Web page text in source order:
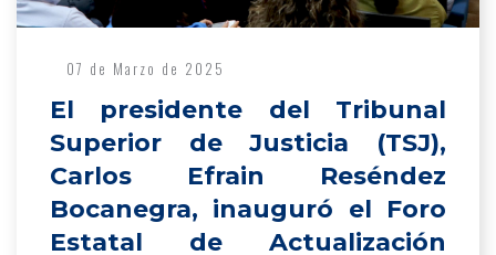
07 de Marzo de 2025
El presidente del Tribunal
Superior de Justicia (TSJ),
Carlos Efrain Reséndez
Bocanegra, inauguró el Foro
Estatal de Actualización